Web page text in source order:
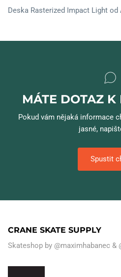
Deska Rasterized Impact Light
MÁTE DOTAZ K
Pokud vám nějaká informace
jasné,
Spustit
CRANE SKATE SUPPLY
Skateshop by @maximhabanec &